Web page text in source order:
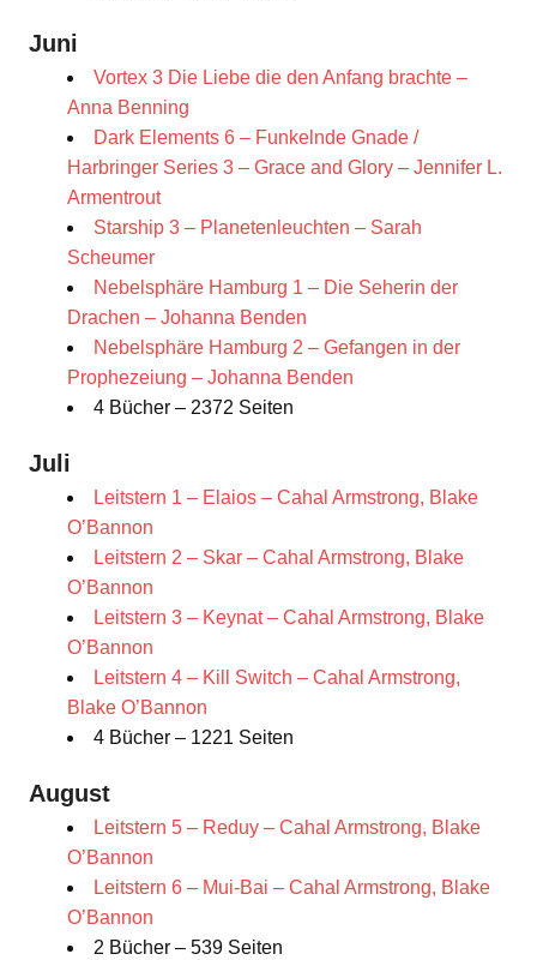
Juni
Vortex 3 Die Liebe die den Anfang brachte –
Anna Benning
Dark Elements 6 – Funkelnde Gnade /
Harbringer Series 3 – Grace and Glory – Jennifer L.
Armentrout
Starship 3 – Planetenleuchten – Sarah
Scheumer
Nebelsphäre Hamburg 1 – Die Seherin der
Drachen – Johanna Benden
Nebelsphäre Hamburg 2 – Gefangen in der
Prophezeiung – Johanna Benden
4 Bücher – 2372 Seiten
Juli
Leitstern 1 – Elaios – Cahal Armstrong, Blake
O’Bannon
Leitstern 2 – Skar – Cahal Armstrong, Blake
O’Bannon
Leitstern 3 – Keynat – Cahal Armstrong, Blake
O’Bannon
Leitstern 4 – Kill Switch – Cahal Armstrong,
Blake O’Bannon
4 Bücher – 1221 Seiten
August
Leitstern 5 – Reduy – Cahal Armstrong, Blake
O’Bannon
Leitstern 6 – Mui-Bai – Cahal Armstrong, Blake
O’Bannon
2 Bücher – 539 Seiten